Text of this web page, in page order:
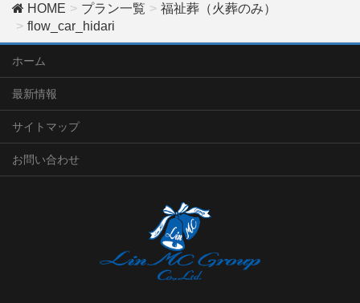
HOME プラン一覧
福祉葬（火葬のみ）
flow_car_hidari
ホーム
最新情報
サイトマップ
お問い合わせ